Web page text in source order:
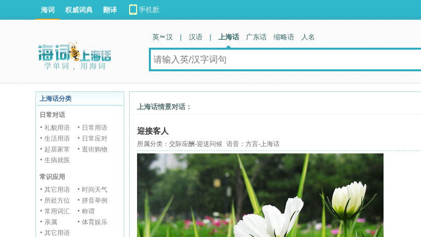
海词 权威词典 翻译
英 汉 | 汉语 | 上海话 广东话 缩略语 人名
上海话分类
日常对话
礼貌用语
日常用语
生活用语
日常应对
起居家常
逛街购物
生病就医
常识应用
其它用语
时间天气
所处方位
拼音举例
常用词汇
称谓
亲属
体育娱乐
其它用语
上海话情景对话：
迎接客人
所属分类：交际应酬-迎送问候 语音：方言-上海话